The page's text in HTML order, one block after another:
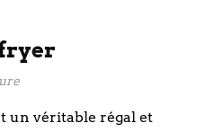
un véritable régal et